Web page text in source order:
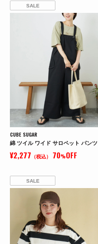
SALE
CUBE SUGAR
綿 ツイル ワイド サロペット パンツ
¥2,277 （税込） 70%OFF
SALE